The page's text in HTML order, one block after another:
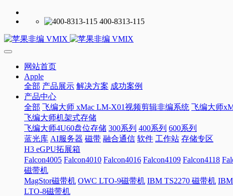
400-8313-115
网站首页
Apple
全部 产品展示 解决方案 成功案例
产品中心
全部 飞编大师 xMac LM-X01视频剪辑非编系统 飞编大师
飞编大师机架式存储
飞编大师4U60盘位存储 300系列 400系列 600系列
蓝光库 AI服务器 磁带 融合通信 软件 工作站 存储专区
H3 eGPU拓展箱
Falcon4005 Falcon4010 Falcon4016 Falcon4109 Falcon4118
磁带机
MagStor磁带机 OWC LTO-9磁带机 IBM TS2270 磁带机
LTO-8磁带机